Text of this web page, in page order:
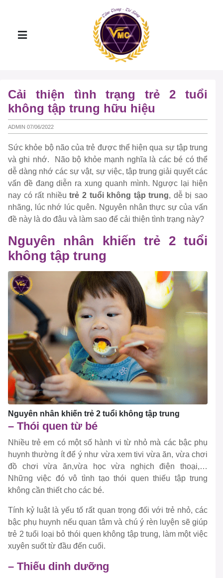
Cải thiện tình trạng trẻ 2 tuổi
không tập trung hữu hiệu
ADMIN 07/06/2022
Sức khỏe bộ não của trẻ được thể hiện qua sự tập trung
và ghi nhớ. Não bộ khỏe mạnh nghĩa là các bé có thể
dễ dàng nhớ các sự vật, sự việc, tập trung giải quyết các
vấn đề đang diễn ra xung quanh mình. Ngược lại hiện
nay có rất nhiềutrẻ 2 tuổi không tập trung, dễ bị sao
nhãng, lúc nhớ lúc quên. Nguyên nhân thực sự của vấn
đề này là do đâu và làm sao để cải thiện tình trạng này?
Nguyên nhân khiến trẻ 2 tuổi
không tập trung
Nguyên nhân khiến trẻ 2 tuổi không tập trung
– Thói quen từ bé
Nhiều trẻ em có một số hành vi từ nhỏ mà các bậc phụ
huynh thường ít để ý như vừa xem tivi vừa ăn, vừa chơi
đồ chơi vừa ăn,vừa học vừa nghịch điện thoại,…
Những việc đó vô tình tạo thói quen thiếu tập trung
không cần thiết cho các bé.
Tính kỷ luật là yếu tố rất quan trọng đối với trẻ nhỏ, các
bậc phụ huynh nếu quan tâm và chú ý rèn luyện sẽ giúp
trẻ 2 tuổi loại bỏ thói quen không tập trung, làm một việc
xuyên suốt từ đầu đến cuối.
– Thiếu dinh dưỡng